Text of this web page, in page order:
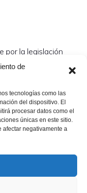
de
tecnologías como las
del dispositivo. El
procesar datos como el
únicas en este sitio.
afectar negativamente a
por la legislación
duda acerca de este
comentario sobre el
correo electrónico a
Donostia.